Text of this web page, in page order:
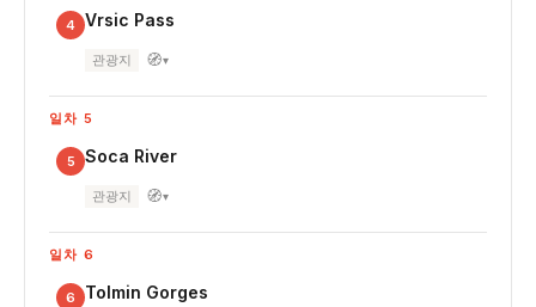
4 Vrsic Pass
관광지 🧭▾
일차 5
5 Soca River
관광지 🧭▾
일차 6
6 Tolmin Gorges